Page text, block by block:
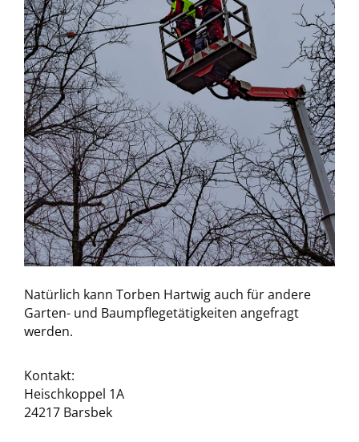
Natürlich kann Torben Hartwig auch für andere
Garten- und Baumpflegetätigkeiten angefragt
werden.
Kontakt:
Heischkoppel 1A
24217 Barsbek